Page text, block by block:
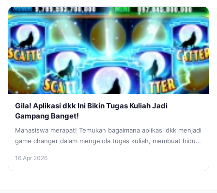
Gila! Aplikasi dkk Ini Bikin Tugas Kuliah Jadi
Gampang Banget!
Mahasiswa merapat! Temukan bagaimana aplikasi dkk menjadi
game changer dalam mengelola tugas kuliah, membuat hidup
16 Apr 2026